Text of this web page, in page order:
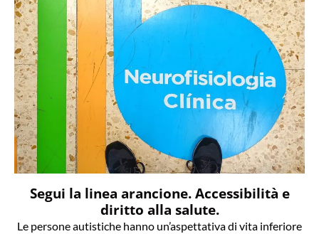
Segui la linea arancione. Accessibilità e
diritto alla salute.
Le persone autistiche hanno un’aspettativa di vita inferiore